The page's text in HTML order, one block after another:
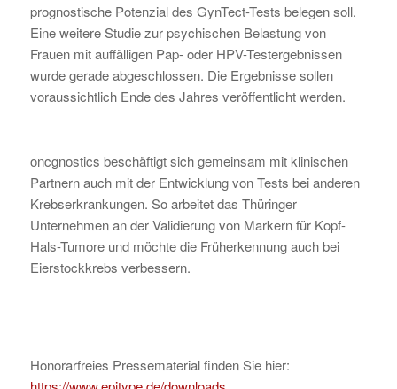
prognostische Potenzial des GynTect-Tests belegen soll.
Eine weitere Studie zur psychischen Belastung von
Frauen mit auffälligen Pap- oder HPV-Testergebnissen
wurde gerade abgeschlossen. Die Ergebnisse sollen
voraussichtlich Ende des Jahres veröffentlicht werden.
oncgnostics beschäftigt sich gemeinsam mit klinischen
Partnern auch mit der Entwicklung von Tests bei anderen
Krebserkrankungen. So arbeitet das Thüringer
Unternehmen an der Validierung von Markern für Kopf-
Hals-Tumore und möchte die Früherkennung auch bei
Eierstockkrebs verbessern.
Honorarfreies Pressematerial finden Sie hier: